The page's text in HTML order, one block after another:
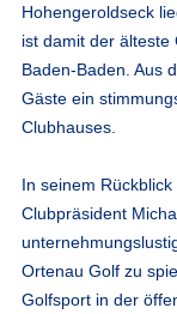
Hohengeroldseck
ist damit der älteste
Baden-Baden. Aus
Gäste ein
Clubhauses.
In seinem
Clubpräsident
Ortenau Golf zu
Golfsport in der